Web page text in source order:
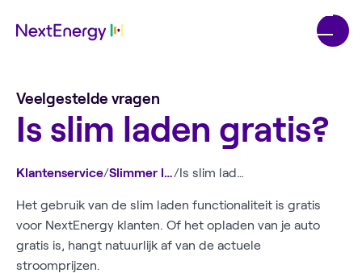
Veelgestelde vragen
Is slim laden gratis?
Klantenservice/ Slimmer laden/ Is slim laden gratis?
Het gebruik van de slim laden functionaliteit is gratis
voor NextEnergy klanten. Of het opladen van je auto
gratis is, hangt natuurlijk af van de actuele
stroomprijzen.